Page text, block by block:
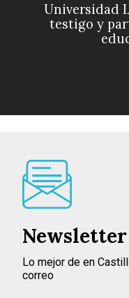
Universidad
testigo y
Newsletter
Lo mejor de en
correo